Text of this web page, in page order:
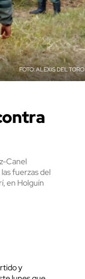
ALEXIS DEL TORO
Canel
fuerzas del
en Holguín
y